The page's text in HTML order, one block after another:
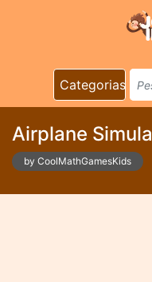
Categorias
Airplane
by CoolMathGamesKids